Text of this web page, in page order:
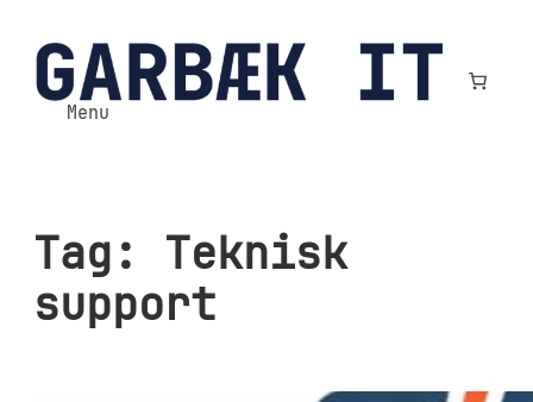
til
indhold
Menu
Tag: Teknisk
support